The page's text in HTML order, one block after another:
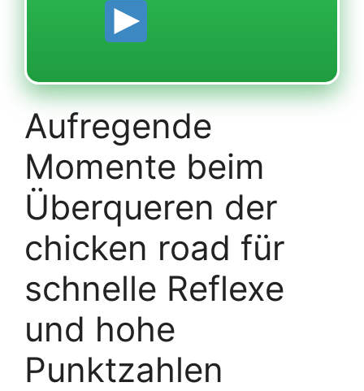
Aufregende
Momente beim
Überqueren der
chicken road für
schnelle Reflexe
und hohe
Punktzahlen